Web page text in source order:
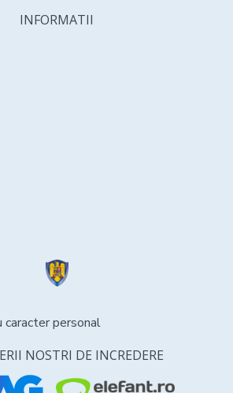
INFORMATII
caracter personal
NOSTRI DE INCREDERE